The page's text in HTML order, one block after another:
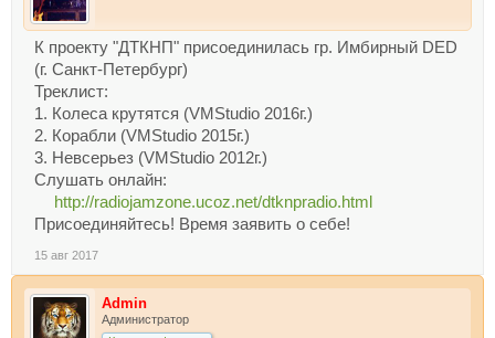
К проекту "ДТКНП" присоединилась гр. Имбирный DED
(г. Санкт-Петербург)
Треклист:
1. Колеса крутятся (VMStudio 2016г.)
2. Корабли (VMStudio 2015г.)
3. Невсерьез (VMStudio 2012г.)
Слушать онлайн:
http://radiojamzone.ucoz.net/dtknpradio.html
Присоединяйтесь! Время заявить о себе!
15 авг 2017
Admin
Администратор